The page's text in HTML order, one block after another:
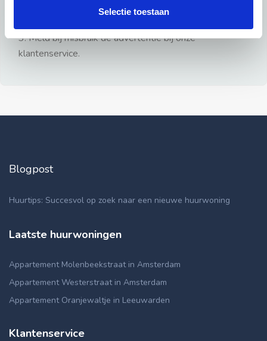
Selectie toestaan
3: Meld bij misbruik de advertentie bij onze
klantenservice.
Blogpost
Huurtips: Succesvol op zoek naar een nieuwe huurwoning
Laatste huurwoningen
Appartement Molenbeekstraat in Amsterdam
Appartement Westerstraat in Amsterdam
Appartement Oranjewaltje in Leeuwarden
Klantenservice